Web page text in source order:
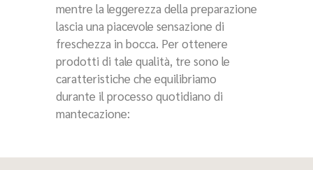
mentre la leggerezza della preparazione
lascia una piacevole sensazione di
freschezza in bocca. Per ottenere
prodotti di tale qualità, tre sono le
caratteristiche che equilibriamo
durante il processo quotidiano di
mantecazione: